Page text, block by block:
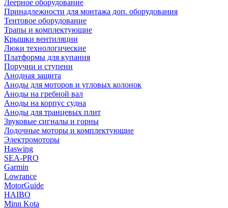
Леерное оборудование
Принадлежности для монтажа доп. оборудования
Тентовое оборудование
Трапы и комплектующие
Крышки вентиляции
Люки технологические
Платформы для купания
Поручни и ступени
Анодная защита
Аноды для моторов и угловых колонок
Аноды на гребной вал
Аноды на корпус судна
Аноды для транцевых плит
Звуковые сигналы и горны
Лодочные моторы и комплектующие
Электромоторы
Haswing
SEA-PRO
Garmin
Lowrance
MotorGuide
HAIBO
Minn Kota